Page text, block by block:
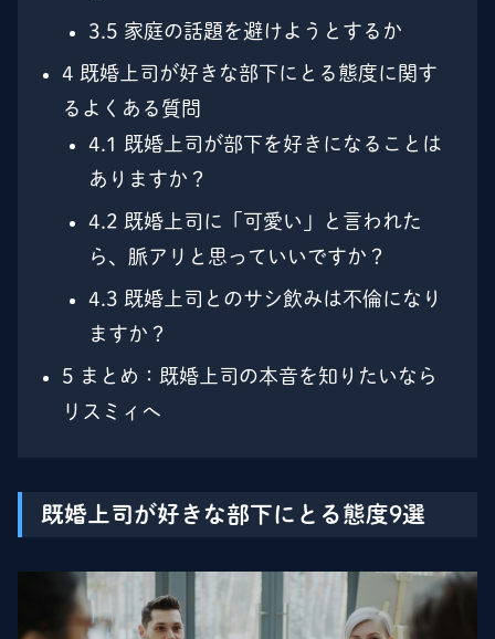
3.5 家庭の話題を避けようとするか
4 既婚上司が好きな部下にとる態度に関す
るよくある質問
4.1
既婚上司が部下を好きになることは
ありますか？
4.2 既婚上司に「可愛い」と言われた
ら、脈アリと思っていいですか？
4.3 既婚上司とのサシ飲みは不倫になり
ますか？
5 まとめ：既婚上司の本音を知りたいなら
リスミィへ
既婚上司が好きな部下にとる態度9選